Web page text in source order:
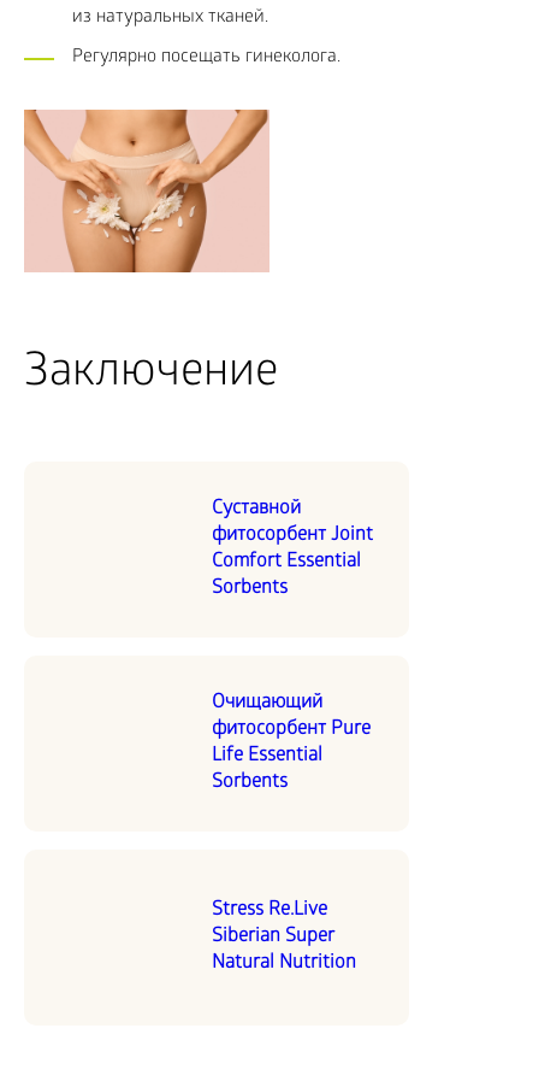
из натуральных тканей.
Регулярно посещать гинеколога.
Заключение
Суставной
фитосорбент Joint
Comfort Essential
Sorbents
Очищающий
фитосорбент Pure
Life Essential
Sorbents
Stress Re.Live
Siberian Super
Natural Nutrition